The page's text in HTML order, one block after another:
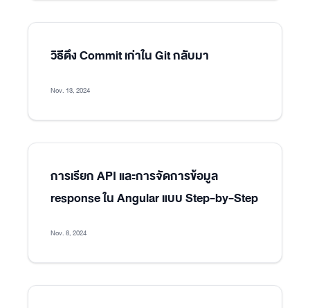
วิธีดึง Commit เก่าใน Git กลับมา
Nov. 13, 2024
การเรียก API และการจัดการข้อมูล
response ใน Angular แบบ Step-by-Step
Nov. 8, 2024